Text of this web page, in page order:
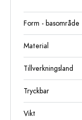
Form - basområde
Material
Tillverkningsland
Tryckbar
Vikt